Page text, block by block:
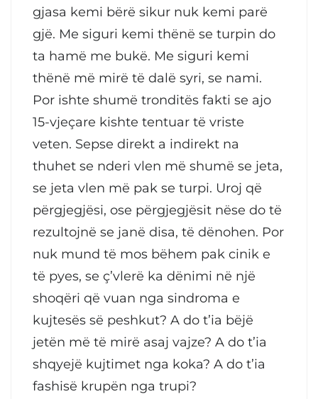
gjasa kemi bërë sikur nuk kemi parë
gjë. Me siguri kemi thënë se turpin do
ta hamë me bukë. Me siguri kemi
thënë më mirë të dalë syri, se nami.
Por ishte shumë tronditës fakti se ajo
15-vjeçare kishte tentuar të vriste
veten. Sepse direkt a indirekt na
thuhet se nderi vlen më shumë se jeta,
se jeta vlen më pak se turpi. Uroj që
përgjegjësi, ose përgjegjësit nëse do të
rezultojnë se janë disa, të dënohen. Por
nuk mund të mos bëhem pak cinik e
të pyes, se ç’vlerë ka dënimi në një
shoqëri që vuan nga sindroma e
kujtesës së peshkut? A do t’ia bëjë
jetën më të mirë asaj vajze? A do t’ia
shqyejë kujtimet nga koka? A do t’ia
fashisë krupën nga trupi?